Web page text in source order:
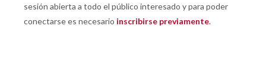
sesión abierta a todo el público interesado y para poder
conectarse es necesario inscribirse previamente.